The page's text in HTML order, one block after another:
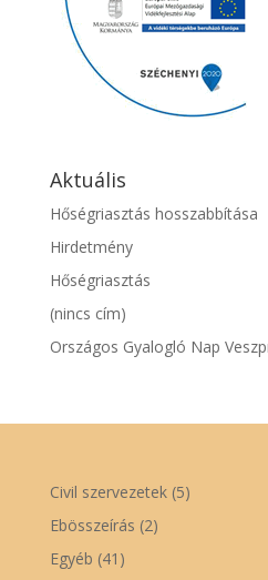
Aktuális
Hőségriasztás hosszabbítása
Hirdetmény
Hőségriasztás
(nincs cím)
Országos Gyalogló Nap
Civil szervezetek(5)
Ebösszeírás (2)
Egyéb (41)